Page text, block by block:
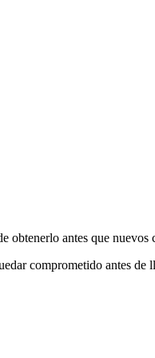
obtenerlo antes que nuevos
comprometido antes